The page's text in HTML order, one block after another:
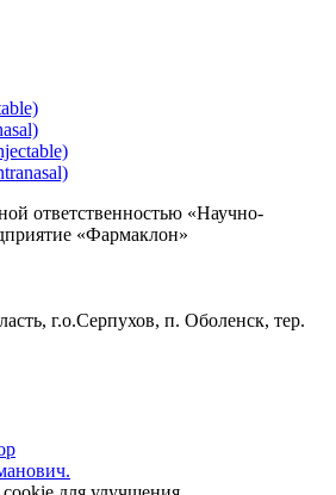
ответственностью «Научно-
«Фармаклон»
г.о.Серпухов, п. Оболенск, тер.